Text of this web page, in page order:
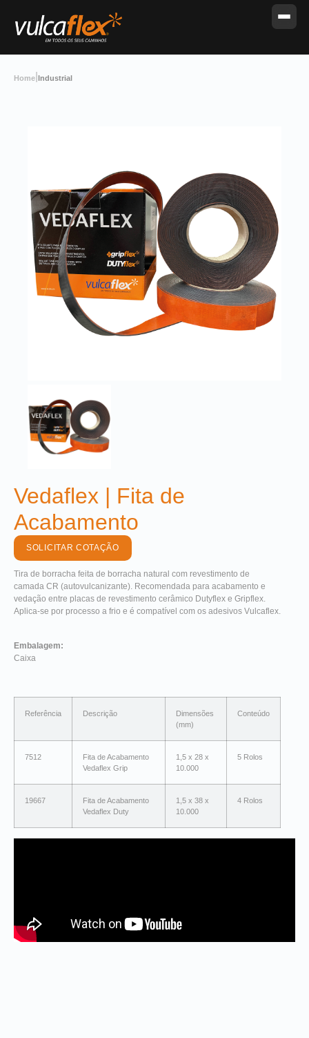
Home Industrial
Vedaflex | Fita de
Acabamento
SOLICITAR COTAÇÃO
Tira de borracha feita de borracha natural com revestimento de
camada CR (autovulcanizante). Recomendada para acabamento e
vedação entre placas de revestimento cerâmico Dutyflex e Gripflex.
Aplica-se por processo a frio e é compatível com os adesivos Vulcaflex.
Embalagem:
Caixa
Referência Descrição
Dimensões
(mm)
Conteúdo
7512
Fita de Acabamento
Vedaflex Grip
1,5 x 28 x
10.000
5 Rolos
19667
Fita de Acabamento
Vedaflex Duty
1,5 x 38 x
10.000
4 Rolos